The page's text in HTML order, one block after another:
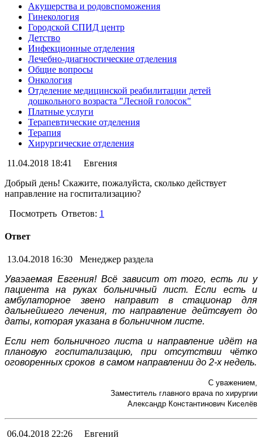
Акушерства и родовспоможения
Гинекология
Городской СПИД центр
Детство
Инфекционные отделения
Лечебно-диагностические отделения
Общие вопросы
Онкология
Отделение медицинской реабилитации детей
дошкольного возраста "Лесной голосок"
Платные услуги
Терапевтические отделения
Терапия
Хирургические отделения
11.04.2018 18:41
Евгения
Добрый день! Скажите, пожалуйста, сколько действует
направление на госпитализацию?
Посмотреть Ответов: 1
Ответ
13.04.2018 16:30
Менеджер раздела
Уваэаемая Евгения! Всё зависит от того, есть ли у
пациента на руках больничный лист. Если есть и
амбулаторное звено направит в стационар для
дальнейшего лечения, то направление дейтсвует до
даты, которая указана в больничном листе.
Если нет больничного листа и направление идёт на
плановую госпитализацию, при отсутствии чётко
оговоренных сроков в самом направлении до 2-х недель.
С уважением,
Заместитель главного врача по хирургии
Александр Константинович Киселёв
06.04.2018 22:26
Евгений